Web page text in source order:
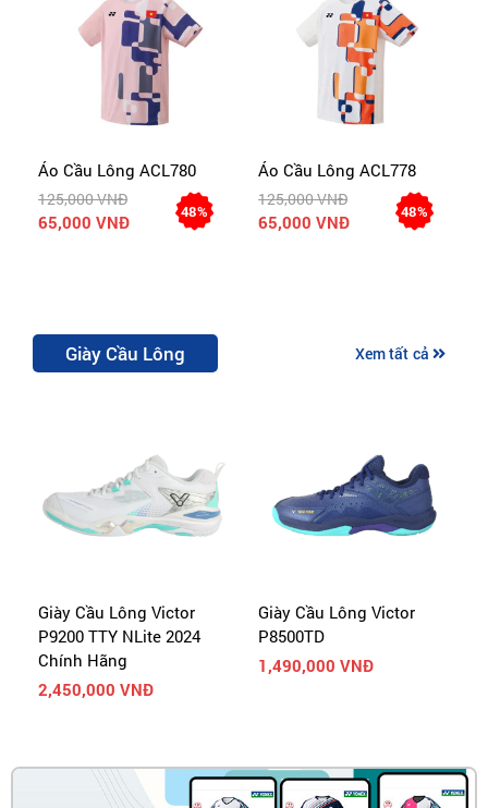
Áo Cầu Lông ACL780
125,000 VNĐ
65,000 VNĐ
48%
Áo Cầu Lông ACL778
125,000 VNĐ
65,000 VNĐ
48%
Giày Cầu Lông Xem tất cả
Giày Cầu Lông Victor
P9200 TTY NLite 2024
Chính Hãng
2,450,000 VNĐ
Giày Cầu Lông Victor
P8500TD
1,490,000 VNĐ